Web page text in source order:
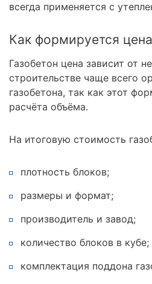
всегда применяется с
Как формируется
Газобетон цена зависит от
строительстве чаще всего
газобетона, так как этот
расчёта объёма.
На итоговую стоимость
плотность блоков;
размеры и формат;
производитель и завод;
количество блоков в кубе;
комплектация поддона